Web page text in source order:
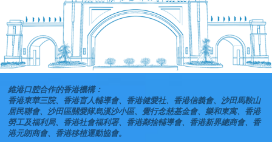
維港口腔合作的香港機構：
香港東華三院、香港盲人輔導會、香港健愛社、香港信義會、沙田馬鞍山
居民聯會、沙田區關愛隊烏溪沙小區、覺行念慈基金會、樂和東寓、香港
勞工及福利局、香港社會福利署、香港鄰捨輔導會、香港新界總商會、香
港元朗商會、香港移植運動協會。